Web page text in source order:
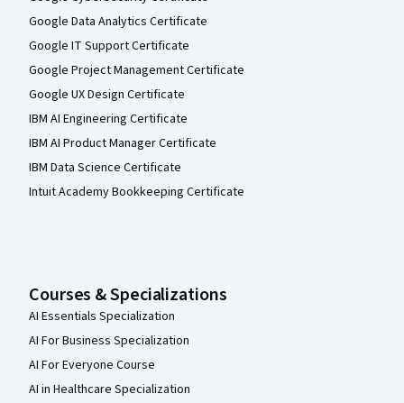
Google Data Analytics Certificate
Google IT Support Certificate
Google Project Management Certificate
Google UX Design Certificate
IBM AI Engineering Certificate
IBM AI Product Manager Certificate
IBM Data Science Certificate
Intuit Academy Bookkeeping Certificate
Courses & Specializations
AI Essentials Specialization
AI For Business Specialization
AI For Everyone Course
AI in Healthcare Specialization